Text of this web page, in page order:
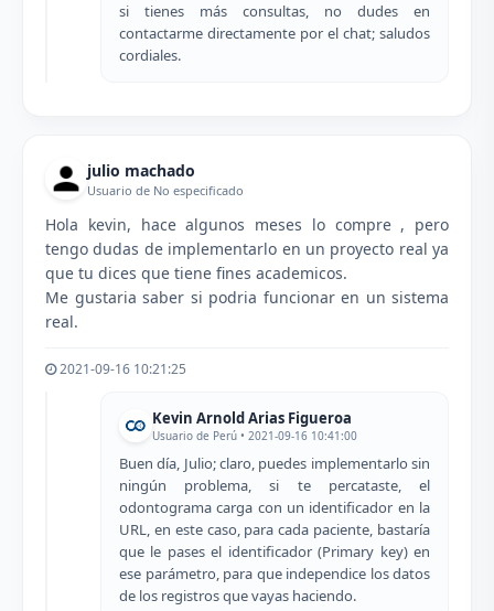
si tienes más consultas, no dudes en
contactarme directamente por el chat; saludos
cordiales.
julio machado
Usuario de No especificado
Hola kevin, hace algunos meses lo compre , pero
tengo dudas de implementarlo en un proyecto real ya
que tu dices que tiene fines academicos.
Me gustaria saber si podria funcionar en un sistema
real.
2021-09-16 10:21:25
Kevin Arnold Arias Figueroa
Usuario de Perú • 2021-09-16 10:41:00
Buen día, Julio; claro, puedes implementarlo sin
ningún problema, si te percataste, el
odontograma carga con un identificador en la
URL, en este caso, para cada paciente, bastaría
que le pases el identificador (Primary key) en
ese parámetro, para que independice los datos
de los registros que vayas haciendo.